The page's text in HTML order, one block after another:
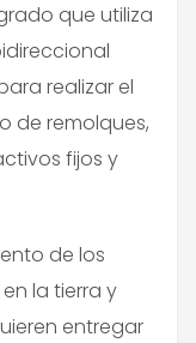
que utiliza
realizar el
de remolques,
fijos y
de los
la tierra y
entregar